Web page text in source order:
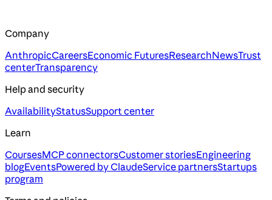
Company
AnthropicCareersEconomic FuturesResearchNewsTrust
centerTransparency
Help and security
AvailabilityStatusSupport center
Learn
CoursesMCP connectorsCustomer storiesEngineering
blogEventsPowered by ClaudeService partnersStartups
program